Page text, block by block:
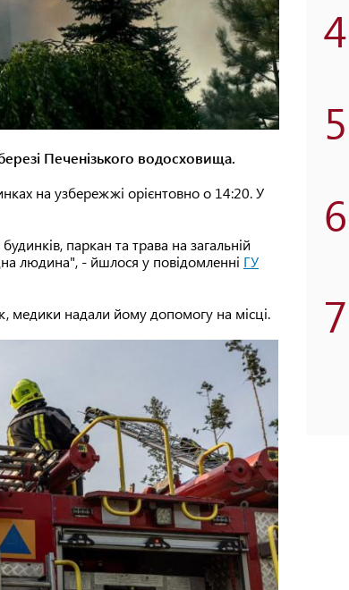
Печенізького водосховища.
на узбережжі орієнтовно о 14:20. У
паркан та трава на загальній
людина", - йшлося у повідомленні ГУ
медики надали йому допомогу на місці.
4
5
6
7